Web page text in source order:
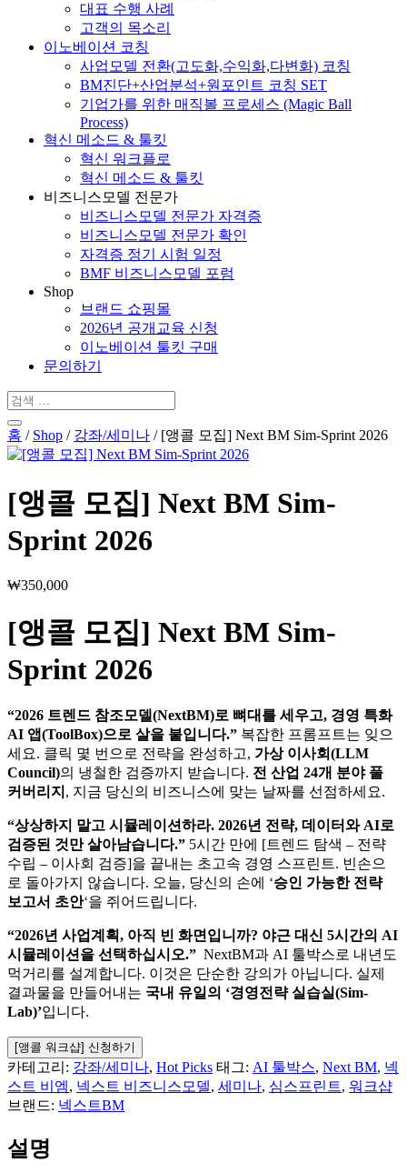
대표 수행 사례
고객의 목소리
이노베이션 코칭
사업모델 전환(고도화,수익화,다변화) 코칭
BM진단+산업분석+원포인트 코칭 SET
기업가를 위한 매직볼 프로세스 (Magic Ball
Process)
혁신 메소드 & 툴킷
혁신 워크플로
혁신 메소드 & 툴킷
비즈니스모델 전문가
비즈니스모델 전문가 자격증
비즈니스모델 전문가 확인
자격증 정기 시험 일정
BMF 비즈니스모델 포럼
Shop
브랜드 쇼핑몰
2026년 공개교육 신청
이노베이션 툴킷 구매
문의하기
홈 / Shop / 강좌/세미나 / [앵콜 모집] Next BM Sim-Sprint 2026
[앵콜 모집] Next BM Sim-
Sprint 2026
₩350,000
[앵콜 모집] Next BM Sim-
Sprint 2026
“2026 트렌드 참조모델(NextBM)로 뼈대를 세우고, 경영 특화
AI 앱(ToolBox)으로 살을 붙입니다.” 복잡한 프롬프트는 잊으
세요. 클릭 몇 번으로 전략을 완성하고, 가상 이사회(LLM
Council)의 냉철한 검증까지 받습니다. 전 산업 24개 분야 풀
커버리지 , 지금 당신의 비즈니스에 맞는 날짜를 선점하세요.
“상상하지 말고 시뮬레이션하라. 2026년 전략, 데이터와 AI로
검증된 것만 살아남습니다.” 5시간 만에 [트렌드 탐색 – 전략
수립 – 이사회 검증]을 끝내는 초고속 경영 스프린트. 빈손으
로 돌아가지 않습니다. 오늘, 당신의 손에 ‘승인 가능한 전략
보고서 초안‘을 쥐어드립니다.
“2026년 사업계획, 아직 빈 화면입니까? 야근 대신 5시간의 AI
시뮬레이션을 선택하십시오.” NextBM과 AI 툴박스로 내년도
먹거리를 설계합니다. 이것은 단순한 강의가 아닙니다. 실제
결과물을 만들어내는 국내 유일의 ‘경영전략 실습실(Sim-
Lab)’입니다.
[앵콜 워크샵] 신청하기
카테고리: 강좌/세미나, Hot Picks 태그: AI 툴박스, Next BM, 넥
스트 비엠, 넥스트 비즈니스모델, 세미나, 심스프린트, 워크샵
브랜드: 넥스트BM
설명